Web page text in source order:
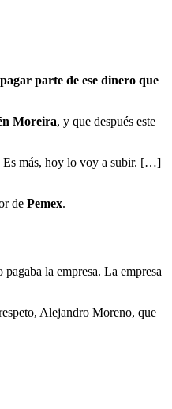
parte de ese dinero que
Moreira, y que después este
Es más, hoy lo voy a subir. […]
de Pemex.
la empresa. La empresa
Alejandro Moreno, que